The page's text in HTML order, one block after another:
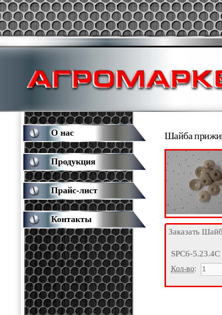
Шайба
Заказать
SPC6-5.23.4С
Кол-во:
О нас
Продукция
Прайс-лист
Контакты